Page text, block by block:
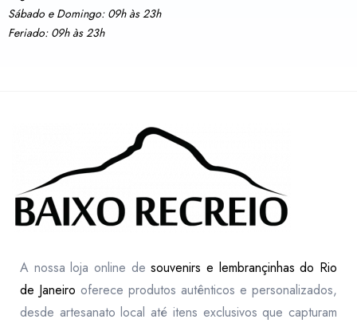
Sábado e Domingo: 09h às 23h
Feriado: 09h às 23h
A nossa loja online desouvenirs e lembrançinhas do Rio
de Janeiro oferece produtos autênticos e personalizados,
desde artesanato local até itens exclusivos que capturam